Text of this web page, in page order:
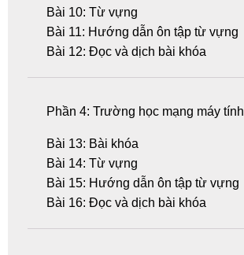
Bài 10: Từ vựng
Bài 11: Hướng dẫn ôn tập từ vựng
Bài 12: Đọc và dịch bài khóa
Phần 4: Trường học mạng máy tính
Bài 13: Bài khóa
Bài 14: Từ vựng
Bài 15: Hướng dẫn ôn tập từ vựng
Bài 16: Đọc và dịch bài khóa